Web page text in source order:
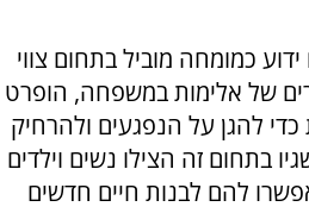
ידוע כמומחה מוביל בתחום צווי
של אלימות במשפחה, הופרט
להגן על הנפגעים ולהרחיק
בתחום זה הצילו נשים וילדים
להם לבנות חיים חדשים